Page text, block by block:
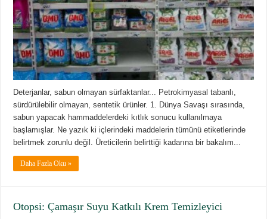
Deterjanlar, sabun olmayan sürfaktanlar... Petrokimyasal tabanlı,
sürdürülebilir olmayan, sentetik ürünler. 1. Dünya Savaşı sırasında,
sabun yapacak hammaddelerdeki kıtlık sonucu kullanılmaya
başlamışlar. Ne yazık ki içlerindeki maddelerin tümünü etiketlerinde
belirtmek zorunlu değil. Üreticilerin belirttiği kadarına bir bakalım...
Daha Fazla Oku »
Otopsi: Çamaşır Suyu Katkılı Krem Temizleyici